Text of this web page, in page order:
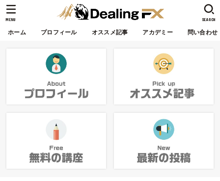
ホーム プロフィール オススメ記事 アカデミー 問い合わせ
SEARCH
MENU